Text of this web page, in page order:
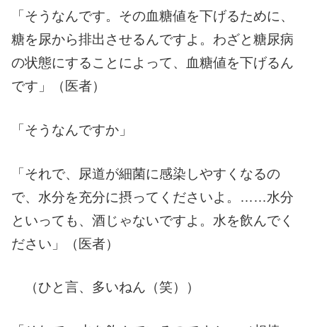
「そうなんです。その血糖値を下げるために、
糖を尿から排出させるんですよ。わざと糖尿病
の状態にすることによって、血糖値を下げるん
です」（医者）
「そうなんですか」
「それで、尿道が細菌に感染しやすくなるの
で、水分を充分に摂ってくださいよ。……水分
といっても、酒じゃないですよ。水を飲んでく
ださい」（医者）
（ひと言、多いねん（笑））